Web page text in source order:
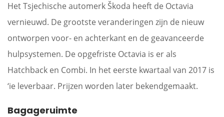
Het Tsjechische automerk Škoda heeft de Octavia
vernieuwd. De grootste veranderingen zijn de nieuw
ontworpen voor- en achterkant en de geavanceerde
hulpsystemen. De opgefriste Octavia is er als
Hatchback en Combi. In het eerste kwartaal van 2017 is
‘ie leverbaar. Prijzen worden later bekendgemaakt.
Bagageruimte